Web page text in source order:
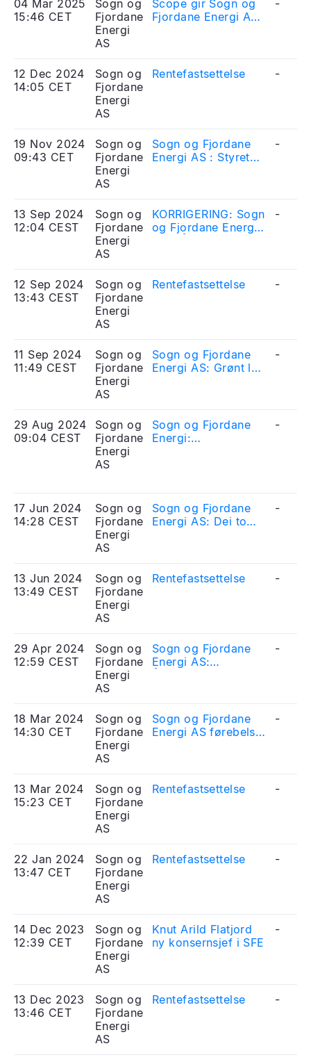
04 Mar 2025
15:46 CET
Sogn og
Fjordane
Energi
AS
Scope gir Sogn og
Fjordane Energi AS
-
12 Dec 2024
14:05 CET
Sogn og
Fjordane
Energi
AS
Rentefastsettelse -
19 Nov 2024
09:43 CET
Sogn og
Fjordane
Energi
AS
Sogn og Fjordane
Energi AS : Styret
-
13 Sep 2024
12:04 CEST
Sogn og
Fjordane
Energi
AS
KORRIGERING: Sogn
og Fjordane Energi
-
12 Sep 2024
13:43 CEST
Sogn og
Fjordane
Energi
AS
Rentefastsettelse -
11 Sep 2024
11:49 CEST
Sogn og
Fjordane
Energi
AS
Sogn og Fjordane
Energi AS: Grønt lys
-
29 Aug 2024
09:04 CEST
Sogn og
Fjordane
Energi
AS
Sogn og Fjordane
Energi:
-
17 Jun 2024
14:28 CEST
Sogn og
Fjordane
Energi
AS
Sogn og Fjordane
Energi AS: Dei to
av Sogn og
-
13 Jun 2024
13:49 CEST
Sogn og
Fjordane
Energi
AS
Rentefastsettelse -
29 Apr 2024
12:59 CEST
Sogn og
Fjordane
Energi
AS
Sogn og Fjordane
Energi AS:
-
18 Mar 2024
14:30 CET
Sogn og
Fjordane
Energi
AS
Sogn og Fjordane
Energi AS førebels
-
13 Mar 2024
15:23 CET
Sogn og
Fjordane
Energi
AS
Rentefastsettelse -
22 Jan 2024
13:47 CET
Sogn og
Fjordane
Energi
AS
Rentefastsettelse -
14 Dec 2023
12:39 CET
Sogn og
Fjordane
Energi
AS
Knut Arild Flatjord
ny konsernsjef i SFE
-
13 Dec 2023
13:46 CET
Sogn og
Fjordane
Energi
AS
Rentefastsettelse -